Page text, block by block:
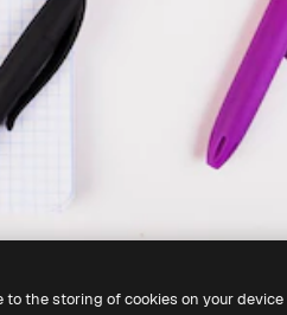
to the storing of cookies on your